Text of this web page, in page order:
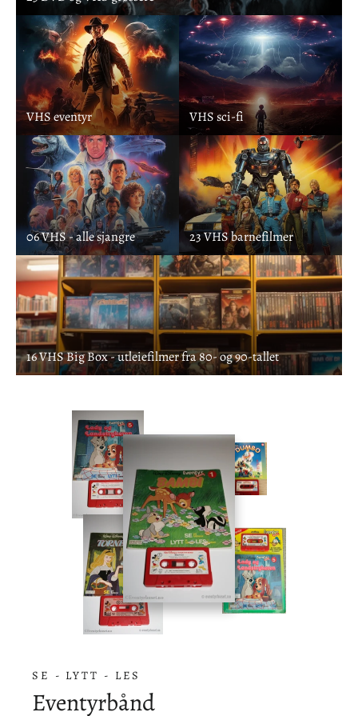
VHS eventyr VHS sci-fi
06 VHS - alle sjangre 23 VHS barnefilmer
16 VHS Big Box - utleiefilmer fra 80- og 90-tallet
SE - LYTT - LES
Eventyrbånd